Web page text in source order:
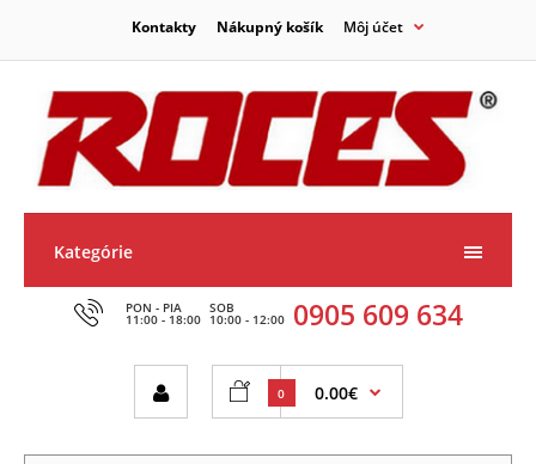
Kontakty Nákupný košík Môj účet
Kategórie
PON - PIA
11:00 - 18:00
SOB
10:00 - 12:00 0905 609 634
0 0.00€